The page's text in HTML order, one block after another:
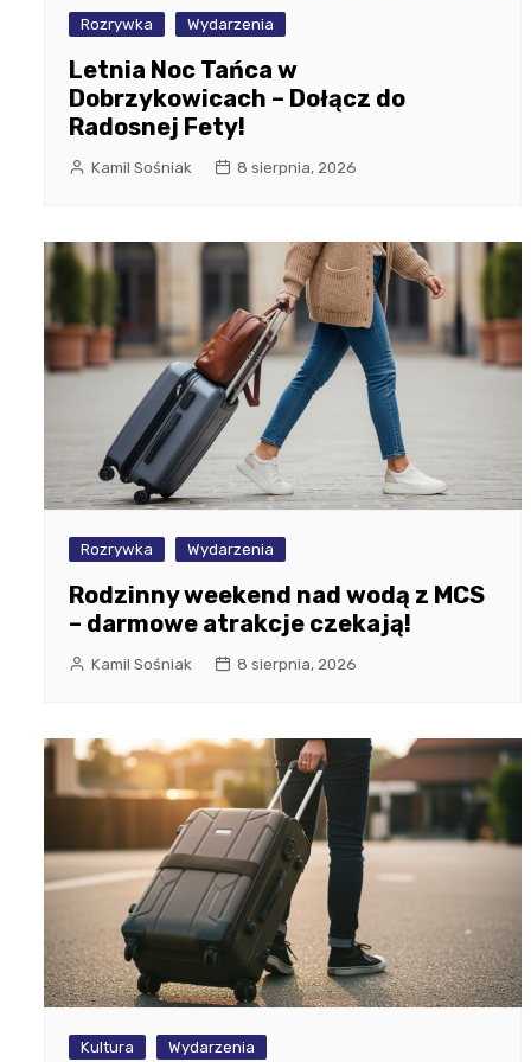
Rozrywka Wydarzenia
Letnia Noc Tańca w
Dobrzykowicach – Dołącz do
Radosnej Fety!
Kamil Sośniak 8 sierpnia, 2026
Rozrywka Wydarzenia
Rodzinny weekend nad wodą z MCS
– darmowe atrakcje czekają!
Kamil Sośniak 8 sierpnia, 2026
Kultura Wydarzenia